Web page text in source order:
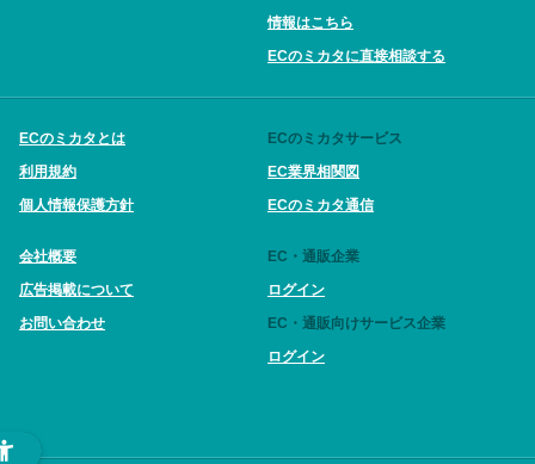
情報はこちら
ECのミカタに直接相談する
ECのミカタとは
利用規約
個人情報保護方針
会社概要
広告掲載について
お問い合わせ
ECのミカタサービス
EC業界相関図
ECのミカタ通信
EC・通販企業
ログイン
EC・通販向けサービス企業
ログイン